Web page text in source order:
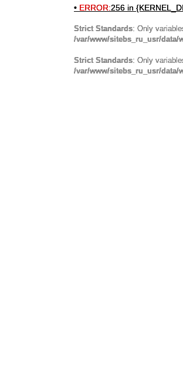
• ERROR:256 in
Strict Standards: Only
/var/www/sitebs_ru_usr/
Strict Standards: Only
/var/www/sitebs_ru_usr/